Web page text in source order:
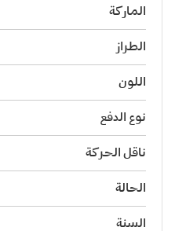
الماركة
الطراز
اللون
نوع الدفع
ناقل الحركة
الحالة
السنة